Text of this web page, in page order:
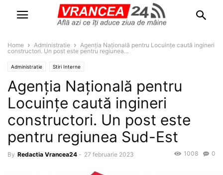
Home Administratie
Agenția Națională pentru Locuințe caută ingineri
constructori. Un post este pentru regiunea...
Administratie Stiri Interne
Agenția Națională pentru
Locuințe caută ingineri
constructori. Un post este
pentru regiunea Sud-Est
By Redactia Vrancea24 - 27 februarie 2023 0
1008